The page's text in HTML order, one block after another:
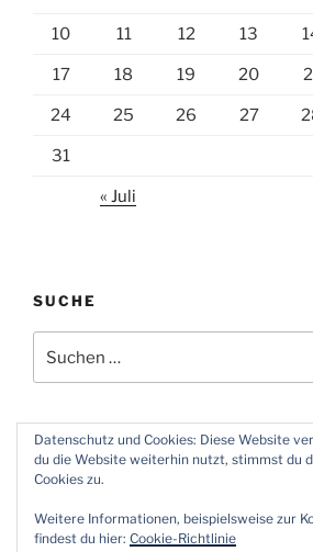
10 11 12 13
17 18 19 20
24 25 26 27
31
« Juli
SUCHE
nach:
Twitter
Datenschutz und Cookies: Diese Website
du die Website weiterhin nutzt, stimmst du
Cookies zu.
Weitere Informationen, beispielsweise zur
findest du hier: Cookie-Richtlinie